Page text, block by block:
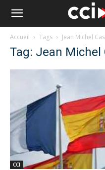
Accueil Tags Jean Michel
Tag: Jean Michel
CCI